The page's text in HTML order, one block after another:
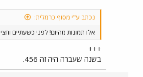
נכתב ע"י מסוף כרמלית:
אלו תמונות מהיום! לפני כשעתיים וחצי
+++
בשנה שעברה היה זה 456.